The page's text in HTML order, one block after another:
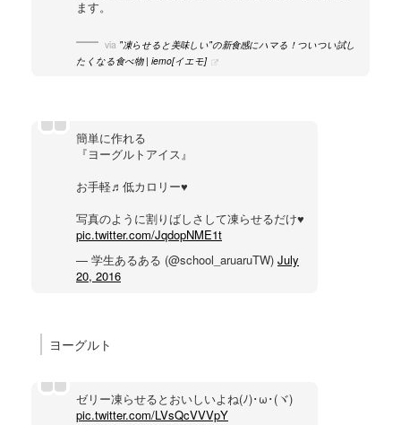
ます。
via "凍らせると美味しい"の新食感にハマる！ついつい試し
たくなる食べ物 | iemo[イエモ]
簡単に作れる
『ヨーグルトアイス』
お手軽♬低カロリー♥
写真のように割りばしさして凍らせるだけ♥
pic.twitter.com/JqdopNME1t
— 学生あるある (@school_aruaruTW) July
20, 2016
ヨーグルト
ゼリー凍らせるとおいしいよね(ﾉ)･ω･(ヾ)
pic.twitter.com/LVsQcVVVpY